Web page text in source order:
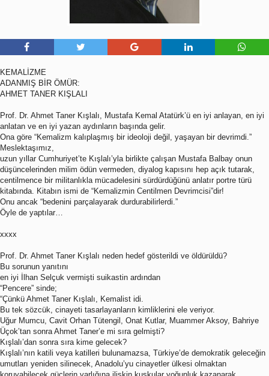
KEMALİZME
ADANMIŞ BİR ÖMÜR:
AHMET TANER KIŞLALI
Prof. Dr. Ahmet Taner Kışlalı, Mustafa Kemal Atatürk’ü en iyi anlayan, en iyi
anlatan ve en iyi yazan aydınların başında gelir.
Ona göre “Kemalizm kalıplaşmış bir ideoloji değil, yaşayan bir devrimdi.”
Meslektaşımız,
uzun yıllar Cumhuriyet’te Kışlalı’yla birlikte çalışan Mustafa Balbay onun
düşüncelerinden milim ödün vermeden, diyalog kapısını hep açık tutarak,
centilmence bir militanlıkla mücadelesini sürdürdüğünü anlatır portre türü
kitabında. Kitabın ismi de “Kemalizmin Centilmen Devrimcisi”dir!
Onu ancak “bedenini parçalayarak durdurabilirlerdi.”
Öyle de yaptılar…
xxxx
Prof. Dr. Ahmet Taner Kışlalı neden hedef gösterildi ve öldürüldü?
Bu sorunun yanıtını
en iyi İlhan Selçuk vermişti suikastin ardından
“Pencere” sinde;
“Çünkü Ahmet Taner Kışlalı, Kemalist idi.
Bu tek sözcük, cinayeti tasarlayanların kimliklerini ele veriyor.
Uğur Mumcu, Cavit Orhan Tütengil, Onat Kutlar, Muammer Aksoy, Bahriye
Üçok’tan sonra Ahmet Taner’e mi sıra gelmişti?
Kışlalı’dan sonra sıra kime gelecek?
Kışlalı’nın katili veya katilleri bulunamazsa, Türkiye’de demokratik geleceğin
umutları yeniden silinecek, Anadolu’yu cinayetler ülkesi olmaktan